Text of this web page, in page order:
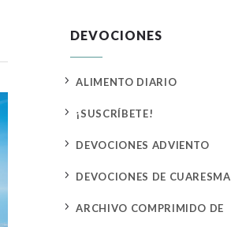
DEVOCIONES
5 ALIMENTO DIARIO
5 ¡SUSCRÍBETE!
5 DEVOCIONES ADVIENTO
5 DEVOCIONES DE CUARESMA
5 ARCHIVO COMPRIMIDO DE